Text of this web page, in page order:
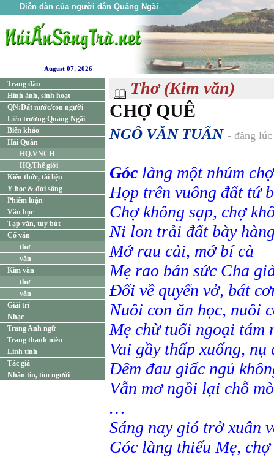
Diễn đàn của người dân Quảng Ngãi
August 07, 2026
Trang đầu
Hình ảnh, sinh hoạt
QN:Đất nước/con người
Liên trường Quảng Ngãi
Biên khảo
Hải Quân
HQ.VNCH
HQ.Thế giới
Kiến thức, tài liệu
Y học & đời sống
Phiếm luận
Văn học
Tạp văn, tùy bút
Cổ văn
thơ
văn
Kim văn
thơ
văn
Giải trí
Nhạc
Trang Anh ngữ
Trang thanh niên
Linh tinh
Tác giả
Nhắn tin, tìm người
Thơ (Kim văn)
CHỢ QUÊ
NGÔ VĂN TUẤN - đăng
Góc làng một nhúm
Họp trên vuông đất tứ
Chợ không sạp, chợ
Ni lon trải đất bày
Mớ rau cải, mớ bí cà
Mẹ rao bán sức Cha
Đổi về quyển vở, bát
Nuôi con ăn học, nuôi
Mẹ chừ tuổi ngoại tám
Vai gầy thấp xuống, nụ
Đêm đau giấc ngủ
Vẫn mơ ngồi lại chỗ
…
Sáng nay gió trở xuân
Góc làng thiếu Mẹ,